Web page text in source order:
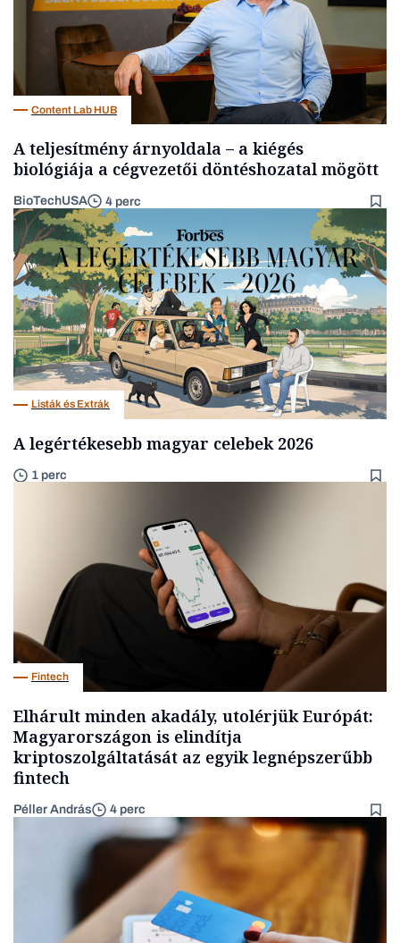
Content Lab HUB
A teljesítmény árnyoldala – a kiégés
biológiája a cégvezetői döntéshozatal mögött
BioTechUSA 4 perc
Listák és Extrák
A legértékesebb magyar celebek 2026
1 perc
Fintech
Elhárult minden akadály, utolérjük Európát:
Magyarországon is elindítja
kriptoszolgáltatását az egyik legnépszerűbb
fintech
Péller András 4 perc